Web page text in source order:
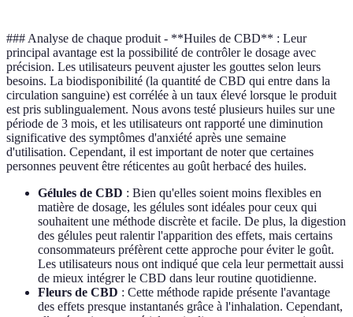
### Analyse de chaque produit - **Huiles de CBD** : Leur
principal avantage est la possibilité de contrôler le dosage avec
précision. Les utilisateurs peuvent ajuster les gouttes selon leurs
besoins. La biodisponibilité (la quantité de CBD qui entre dans la
circulation sanguine) est corrélée à un taux élevé lorsque le produit
est pris sublingualement. Nous avons testé plusieurs huiles sur une
période de 3 mois, et les utilisateurs ont rapporté une diminution
significative des symptômes d'anxiété après une semaine
d'utilisation. Cependant, il est important de noter que certaines
personnes peuvent être réticentes au goût herbacé des huiles.
Gélules de CBD : Bien qu'elles soient moins flexibles en
matière de dosage, les gélules sont idéales pour ceux qui
souhaitent une méthode discrète et facile. De plus, la digestion
des gélules peut ralentir l'apparition des effets, mais certains
consommateurs préfèrent cette approche pour éviter le goût.
Les utilisateurs nous ont indiqué que cela leur permettait aussi
de mieux intégrer le CBD dans leur routine quotidienne.
Fleurs de CBD : Cette méthode rapide présente l'avantage
des effets presque instantanés grâce à l'inhalation. Cependant,